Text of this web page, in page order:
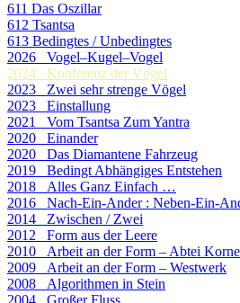
611 Das Oszillar
612 Tsantsa
613 Bedingtes / Unbedingtes
2026 Vogel–Kugel–Vogel
2024 Konferenz der Vögel
2023 Zwei sehr strenge Vögel
2023 Einstallung
2021 Vom Tsantsa Zum Yantra
2020 Einander
2020 Das Diamantene Fahrzeug
2019 Bedingt Abhängiges Entstehen
2018 Alles Ganz Einfach …
2016 Nach-Ein-Ander : Neben-Ein-
2014 Zwischen / Zwei
2012 Form aus der Leere
2010 Arbeit an der Form – Abtei
2009 Arbeit an der Form – Westwerk
2008 Algorithmen in Stein
2004 Großer Fluss